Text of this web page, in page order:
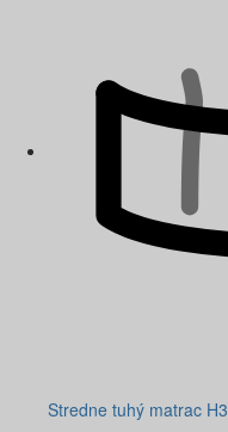
Stredne tuhý matrac H3